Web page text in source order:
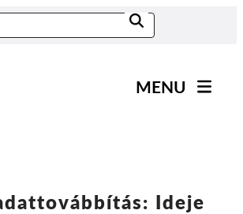
MENU
Projektek
Ideje